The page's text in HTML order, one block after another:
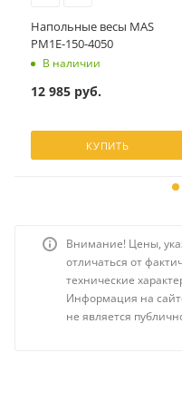
Напольные весы MAS
PM1E-150-4050
В наличии
12 985 руб.
КУПИТЬ
Внимание! Цены,
отличаться от
технические
Информация на
не является